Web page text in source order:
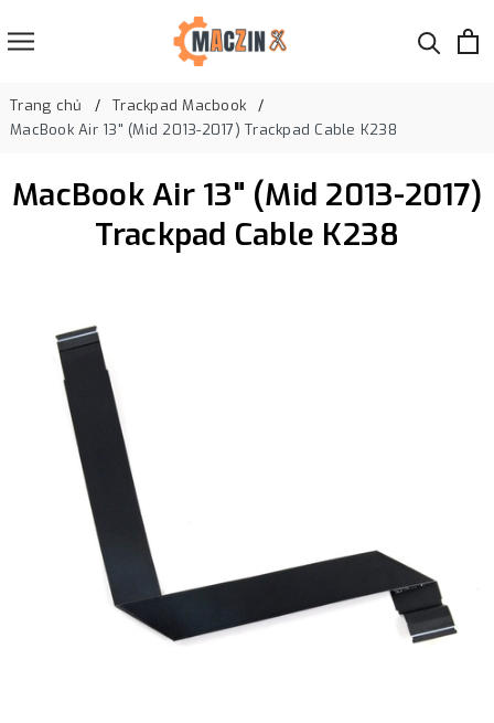
Trang chủ
Trackpad Macbook
MacBook Air 13" (Mid 2013-2017) Trackpad Cable K238
MacBook Air 13" (Mid 2013-2017)
Trackpad Cable K238